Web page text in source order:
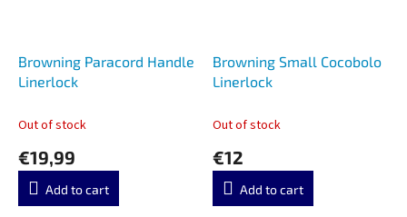
Browning Paracord Handle
Linerlock
Out of stock
€19,99
Add to cart
Browning Small Cocobolo
Linerlock
Out of stock
€12
Add to cart